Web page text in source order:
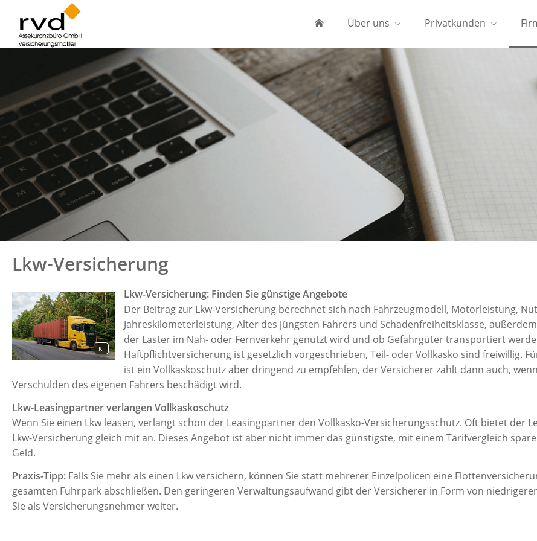
Über uns Privatkunden
Lkw-Versicherung
KI
Lkw-Versicherung: Finden Sie günstige Angebote
Der Beitrag zur Lkw-Versicherung berechnet sich nach Fahrzeugmodell, Motorleistung,
Jahreskilometerleistung, Alter des jüngsten Fahrers und Schadenfreiheitsklasse,
der Laster im Nah- oder Fernverkehr genutzt wird und ob Gefahrgüter transportiert
Haftpflichtversicherung ist gesetzlich vorgeschrieben, Teil- oder Vollkasko sind freiwillig.
ist ein Vollkaskoschutz aber dringend zu empfehlen, der Versicherer zahlt dann auch,
Verschulden des eigenen Fahrers beschädigt wird.
Lkw-Leasingpartner verlangen Vollkaskoschutz
Wenn Sie einen Lkw leasen, verlangt schon der Leasingpartner den Vollkasko-Versicherungsschutz. Oft bietet der
Lkw-Versicherung gleich mit an. Dieses Angebot ist aber nicht immer das günstigste, mit einem Tarifvergleich
Geld.
Praxis-Tipp: Falls Sie mehr als einen Lkw versichern, können Sie statt mehrerer Einzelpolicen eine
gesamten Fuhrpark abschließen. Den geringeren Verwaltungsaufwand gibt der Versicherer in Form von
Sie als Versicherungsnehmer weiter.